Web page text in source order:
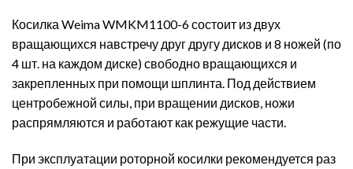
Косилка Weima WMKM1100-6 состоит из двух
вращающихся навстречу друг другу дисков и 8 ножей (по
4 шт. на каждом диске) свободно вращающихся и
закрепленных при помощи шплинта. Под действием
центробежной силы, при вращении дисков, ножи
распрямляются и работают как режущие части.
При эксплуатации роторной косилки рекомендуется раз